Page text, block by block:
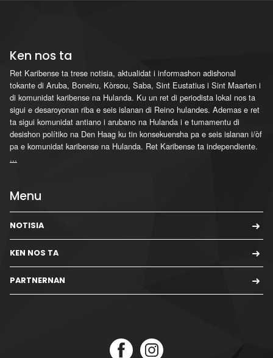
Ken nos ta
Ret Karibense ta trese notisia, aktualidat i informashon adishonal
tokante di Aruba, Boneiru, Kòrsou, Saba, Sint Eustatius i Sint Maarten i
di komunidat karibense na Hulanda. Ku un ret di periodista lokal nos ta
sigui e desaroyonan riba e seis islanan di Reino hulandes. Ademas e ret
ta sigui komunidat antiano i arubano na Hulanda i e tumamentu di
desishon polítiko na Den Haag ku tin konsekuensha pa e seis islanan i/òf
pa e komunidat karibense na Hulanda. Ret Karibense ta independiente.
...
Menu
NOTISIA
KEN NOS TA
PARTNERNAN